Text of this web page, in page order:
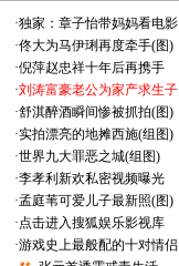
·独家：章子怡带妈妈看电影
·佟大为马伊琍再度牵手(图)
·倪萍赵忠祥十年后再携手
·刘涛富豪老公为家产求生子
·舒淇醉酒瞬间惨被抓拍(图)
·实拍漂亮的地摊西施(组图)
·世界九大罪恶之城(组图)
·李孝利新欢私密视频曝光
·孟庭苇可爱儿子最新照(图)
·点击进入搜狐娱乐影视库
·游戏史上最般配的十对情侣